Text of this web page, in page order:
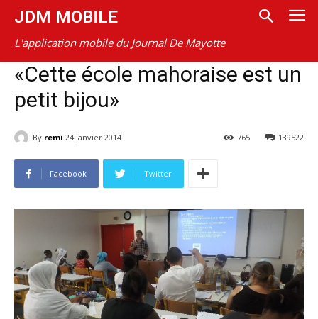
JDM MOBILE
L'application mobile du Journal De Mayotte
«Cette école mahoraise est un
petit bijou»
By remi 24 janvier 2014 139522
765
Facebook Twitter